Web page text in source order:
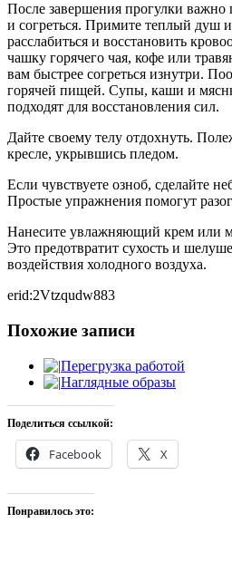
После завершения прогулки важно
и согреться. Примите теплый душ
расслабиться и восстановить
чашку горячего чая, кофе или
вам быстрее согреться изнутри.
горячей пищей. Супы, каши и
подходят для восстановления сил.
Дайте своему телу отдохнуть.
кресле, укрывшись пледом.
Если чувствуете озноб, сделайте
Простые упражнения помогут
Нанесите увлажняющий крем или
Это предотвратит сухость и
воздействия холодного воздуха.
erid:2Vtzqudw883
Похожие записи
Перегрузка работой
Наглядные образы
Поделиться ссылкой:
Facebook X
Понравилось это: